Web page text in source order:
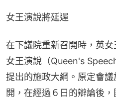
女王演說將延遲
在下議院重新召開時，英
女王演說（Queen's
提出的施政大綱。原定會
開，在經過６日的辯論後